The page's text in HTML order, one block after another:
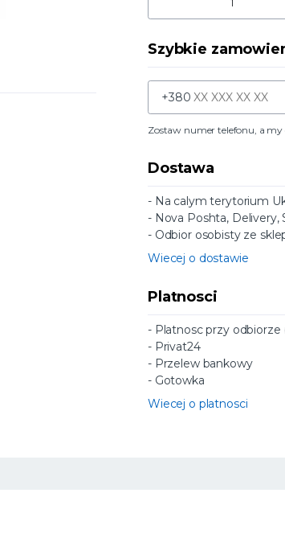
Szybkie
+380
Zostaw numer telefonu, a
Dostawa
- Na calym terytorium
- Nova Poshta, Delivery,
- Odbior osobisty ze
Wiecej o dostawie
Platnosci
- Platnosc przy odbiorze
- Privat24
- Przelew bankowy
- Gotowka
Wiecej o platnosci